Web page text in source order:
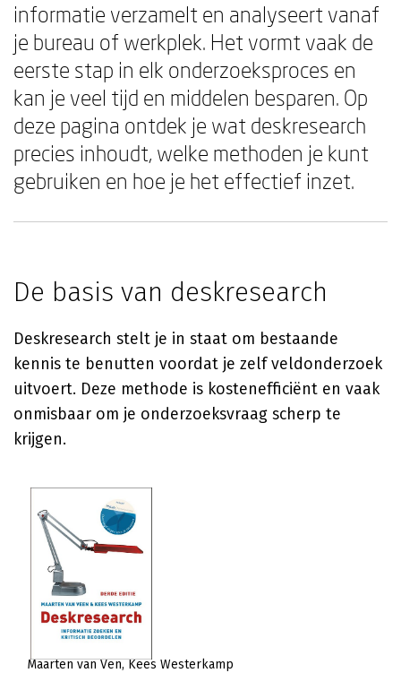
informatie verzamelt en analyseert vanaf
je bureau of werkplek. Het vormt vaak de
eerste stap in elk onderzoeksproces en
kan je veel tijd en middelen besparen. Op
deze pagina ontdek je wat deskresearch
precies inhoudt, welke methoden je kunt
gebruiken en hoe je het effectief inzet.
De basis van deskresearch
Deskresearch stelt je in staat om bestaande
kennis te benutten voordat je zelf veldonderzoek
uitvoert. Deze methode is kostenefficiënt en vaak
onmisbaar om je onderzoeksvraag scherp te
krijgen.
Maarten van Ven Kees Westerkamp